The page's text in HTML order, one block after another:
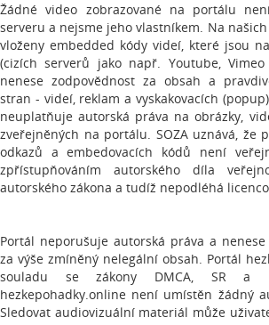
Žádné video zobrazované na portálu
serveru a nejsme jeho vlastníkem. Na
vloženy embedded kódy videí, které jsou
(cizích serverů jako např. Youtube,
nenese zodpovědnost za obsah a
stran - videí, reklam a vyskakovacích
neuplatňuje autorská práva na obrázky,
zveřejněných na portálu. SOZA uznává, že
odkazů a embedovacích kódů není
zpřístupňováním autorského díla
autorského zákona a tudíž nepodléhá
Portál neporušuje autorská práva a
za výše zmíněný nelegální obsah. Portál
souladu se zákony DMCA, SR a
hezkepohadky.online není umístěn žádný
Sledovat audiovizuální materiál může